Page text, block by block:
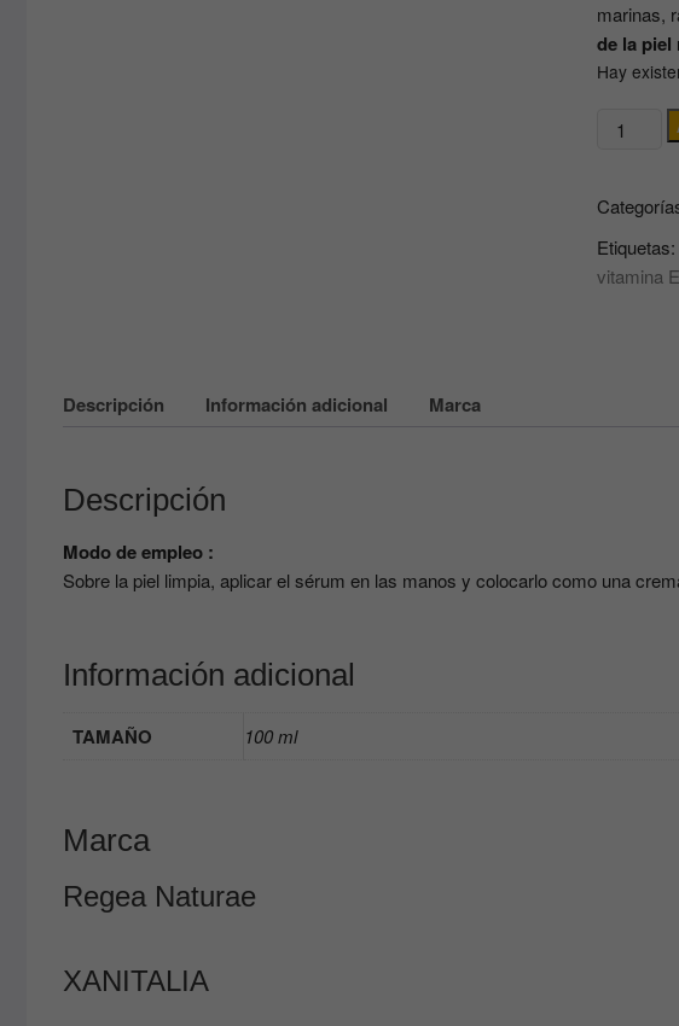
marinas,
de la piel
Hay
SERUM
lifting
con
ácido
Etiquetas:
vitamina E
Descripción Información adicional Marca
Descripción
Modo de empleo :
Sobre la piel limpia, aplicar el sérum en las manos y colocarlo como una
Información adicional
TAMAÑO 100 ml
Marca
Regea Naturae
XANITALIA